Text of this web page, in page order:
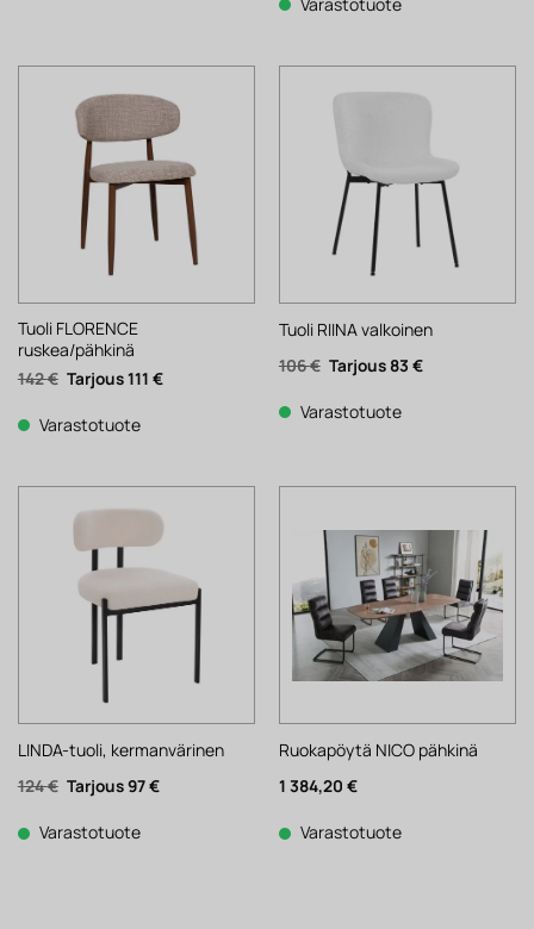
Tuoli FLORENCE
ruskea/pähkinä
142€ Alkuperäinen
hinta
142 €.
111 €Nykyinen
Varastotuote
Tuoli RIINA valkoinen
106€ Alkuperäinen
hinta
106 €.
83 €Nykyinen
Varastotuote
LINDA-tuoli, kermanvärinen
124€ Alkuperäinen
hinta
124 €.
97€Nykyinen
Varastotuote
Ruokapöytä NICO pähkinä
1 384,20 €
Varastotuote